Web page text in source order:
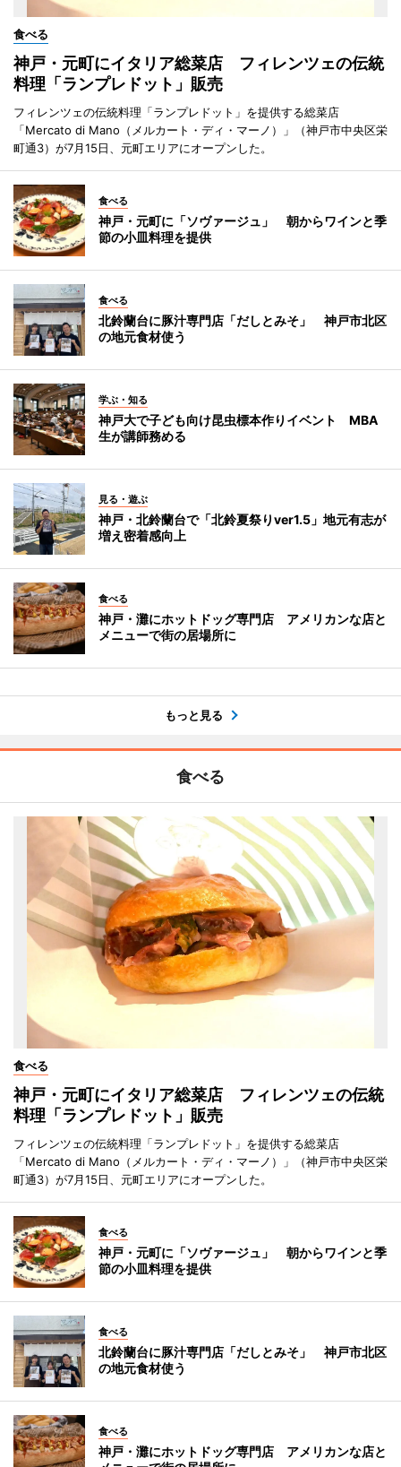
食べる
神戸・元町にイタリア総菜店 フィレンツェの伝統
料理「ランプレドット」販売
フィレンツェの伝統料理「ランプレドット」を提供する総菜店
「Mercato di Mano（メルカート・ディ・マーノ）」（神戸市中央区栄
町通3）が7月15日、元町エリアにオープンした。
食べる
神戸・元町に「ソヴァージュ」 朝からワインと季
節の小皿料理を提供
食べる
北鈴蘭台に豚汁専門店「だしとみそ」 神戸市北区
の地元食材使う
学ぶ・知る
神戸大で子ども向け昆虫標本作りイベント MBA
生が講師務める
見る・遊ぶ
神戸・北鈴蘭台で「北鈴夏祭りver1.5」地元有志が
増え密着感向上
食べる
神戸・灘にホットドッグ専門店 アメリカンな店と
メニューで街の居場所に
もっと見る
食べる
食べる
神戸・元町にイタリア総菜店 フィレンツェの伝統
料理「ランプレドット」販売
フィレンツェの伝統料理「ランプレドット」を提供する総菜店
「Mercato di Mano（メルカート・ディ・マーノ）」（神戸市中央区栄
町通3）が7月15日、元町エリアにオープンした。
食べる
神戸・元町に「ソヴァージュ」 朝からワインと季
節の小皿料理を提供
食べる
北鈴蘭台に豚汁専門店「だしとみそ」 神戸市北区
の地元食材使う
食べる
神戸・灘にホットドッグ専門店 アメリカンな店と